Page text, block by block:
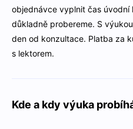
objednávce vyplnit čas úvodní
důkladně probereme. S
den od konzultace. Platba za
s lektorem.
Kde a kdy výuka